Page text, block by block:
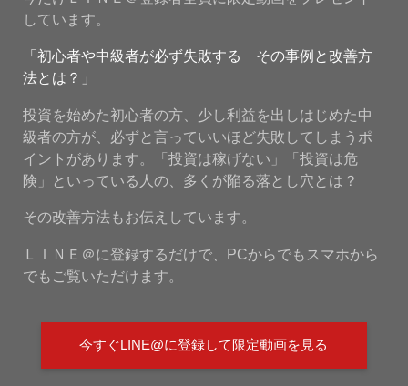
しています。
「初心者や中級者が必ず失敗する その事例と改善方
法とは？」
投資を始めた初心者の方、少し利益を出しはじめた中
級者の方が、必ずと言っていいほど失敗してしまうポ
イントがあります。「投資は稼げない」「投資は危
険」といっている人の、多くが陥る落とし穴とは？
その改善方法もお伝えしています。
ＬＩＮＥ＠に登録するだけで、PCからでもスマホから
でもご覧いただけます。
今すぐLINE@に登録して限定動画を見る